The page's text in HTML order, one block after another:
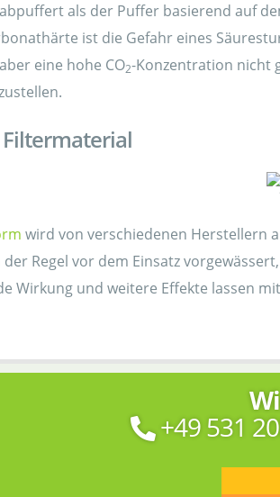
als der Puffer basierend auf
ist die Gefahr eines
eine hohe CO2-Konzentration nicht
wird von verschiedenen Herstellern
Regel vor dem Einsatz
Wirkung und weitere Effekte lassen
+49 531